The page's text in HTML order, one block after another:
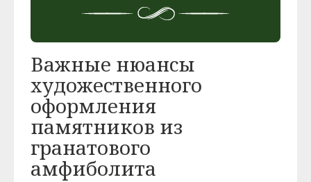
Важные нюансы
художественного
оформления
памятников из
гранатового
амфиболита